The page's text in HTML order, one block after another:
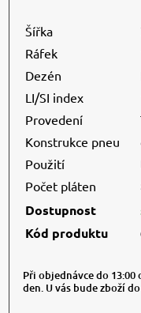
Šířka
Ráfek
Dezén
LI/SI index
Provedení
Konstrukce pneu
Použití
Počet pláten
Dostupnost
Kód produktu
Při objednávce do
den. U vás bude zboží